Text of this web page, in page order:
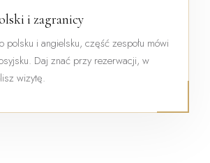
i zagranicy
polsku i angielsku, część zespołu mówi
Daj znać przy rezerwacji, w
wizytę.